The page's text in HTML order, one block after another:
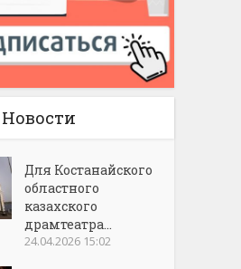
Новости
Для Костанайского
областного
казахского
драмтеатра...
24.04.2026 15:02